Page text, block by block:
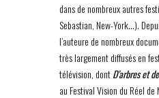
dans de nombreux autres
Sebastian, New-York…).
l’auteure de nombreux
très largement diffusés en
télévision, dontD’arbres et
au Festival Vision du Réel